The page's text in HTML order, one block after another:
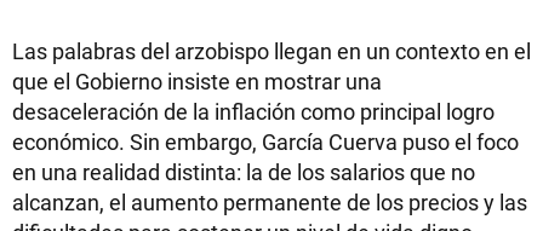
Las palabras del arzobispo llegan en un contexto en el
que el Gobierno insiste en mostrar una
desaceleración de la inflación como principal logro
económico. Sin embargo, García Cuerva puso el foco
en una realidad distinta: la de los salarios que no
alcanzan, el aumento permanente de los precios y las